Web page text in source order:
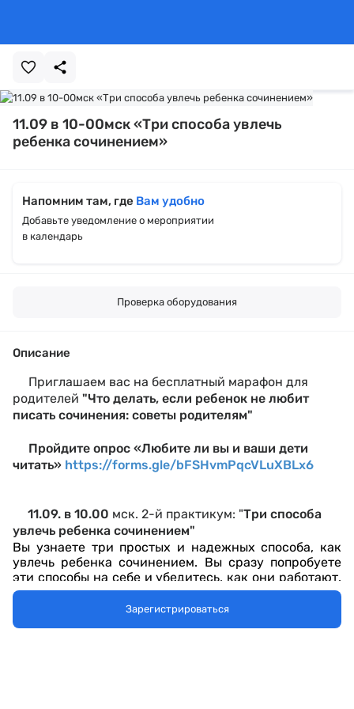
11.09 в 10-00мск «Три способа увлечь
ребенка сочинением»
Напомним там, где Вам удобно
Добавьте уведомление о мероприятии
в календарь
Проверка оборудования
Описание
Приглашаем вас на бесплатный марафон для
родителей "Что делать, если ребенок не любит
писать сочинения: советы родителям"
Пройдите опрос «Любите ли вы и ваши дети
читать» https://forms.gle/bFSHvmPqcVLuXBLx6
11.09. в 10.00 мск. 2-й практикум: "Три способа
увлечь ребенка сочинением"
Вы узнаете три простых и надежных способа, как
увлечь ребенка сочинением. Вы сразу попробуете
эти способы на себе и убедитесь, как они работают.
Затем всего за 5 минут вместе с ребенком вы
сможете выполнить упражнения на сочинительство.
Свои истории вы сможете рассказать уже на
Зарегистрироваться